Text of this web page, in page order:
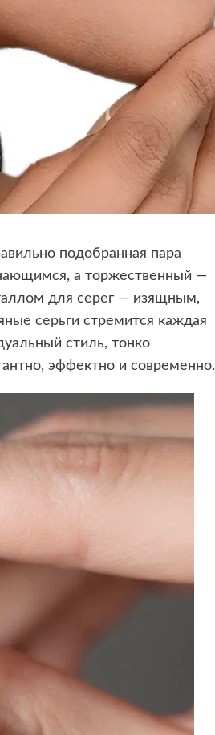
подобранная пара
а торжественный —
для серег — изящным,
серьги стремится каждая
стиль, тонко
эффектно и современно.